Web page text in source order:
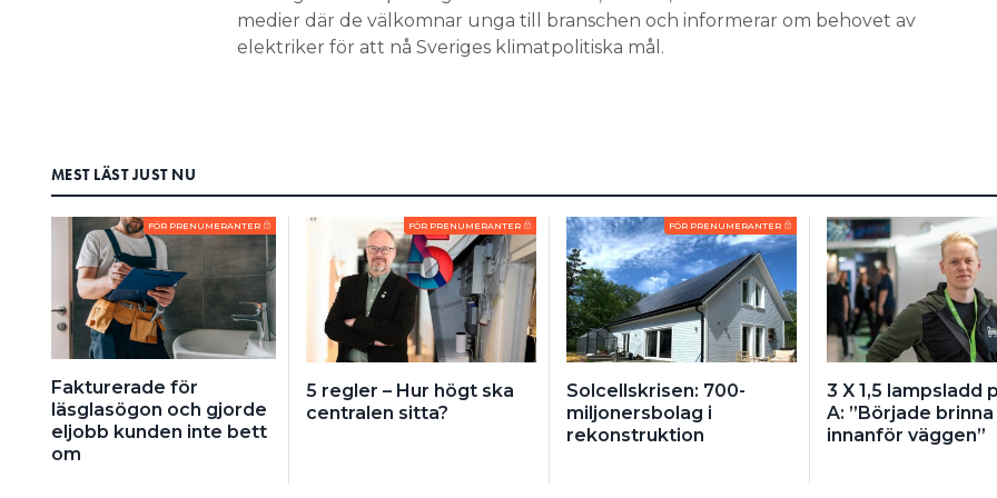
medier där de välkomnar unga till branschen och informerar om behovet av
elektriker för att nå Sveriges klimatpolitiska mål.
MEST LÄST JUST NU
FÖR PRENUMERANTER
Fakturerade för
läsglasögon och gjorde
eljobb kunden inte bett
om
FÖR PRENUMERANTER
5 regler – Hur högt ska
centralen sitta?
FÖR PRENUMERANTER
Solcellskrisen: 700-
miljonersbolag i
rekonstruktion
3 X 1,5 lampsladd
A: ”Började brinna
innanför väggen”